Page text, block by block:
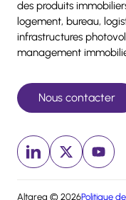
des produits
logement, bureau,
infrastructures
management
Nous contacter
Linkedin (nouvelle
x (nouvelle
Altarea © 2026Politique